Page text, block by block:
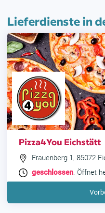
Lieferdienste in
Pizza4You Eichstätt
Frauenberg 1, 85072
geschlossen. Öffnet